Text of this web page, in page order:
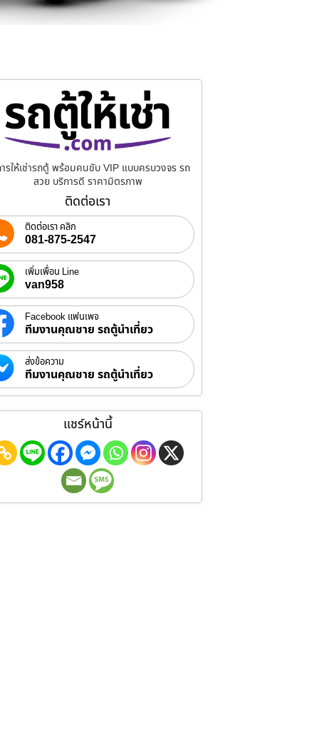
รให้เช่ารถตู้ พร้อมคนขับ VIP แบบครบวงจร รถ
สวย บริการดี ราคามิตรภาพ
ติดต่อเรา
ติดต่อเรา คลิก
081-875-2547
เพิ่มเพื่อน Line
van958
Facebook แฟนเพจ
ทีมงานคุณชาย รถตู้นำเที่ยว
ส่งข้อความ
ทีมงานคุณชาย รถตู้นำเที่ยว
แชร์หน้านี้